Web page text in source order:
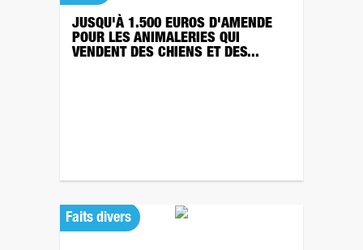
JUSQU'À 1.500 EUROS D'AMENDE
POUR LES ANIMALERIES QUI
VENDENT DES CHIENS ET DES...
Faits divers